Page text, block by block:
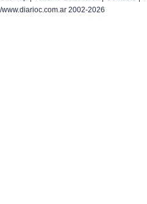
/www.diarioc.com.ar 2002-2026